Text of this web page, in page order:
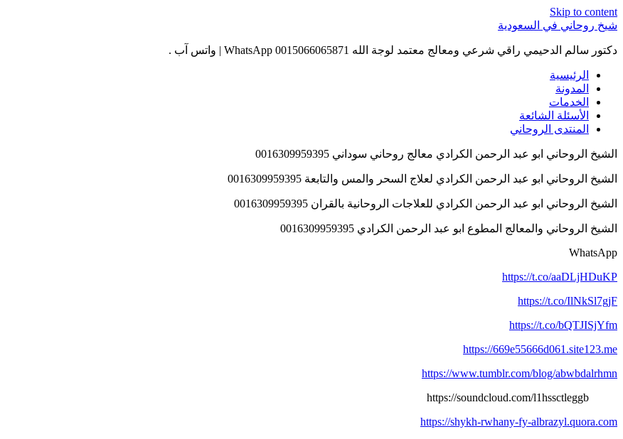
Skip to content
شيخ روحاني في السعودية
دكتور سالم الدحيمي راقي شرعي ومعالج معتمد لوجة الله 0015066065871 WhatsApp | واتس آب .
الرئيسية
المدونة
الخدمات
الأسئلة الشائعة
المنتدى الروحاني
الشيخ الروحاني ابو عبد الرحمن الكرادي معالج روحاني سوداني 0016309959395
الشيخ الروحاني ابو عبد الرحمن الكرادي لعلاج السحر والمس والتابعة 0016309959395
الشيخ الروحاني ابو عبد الرحمن الكرادي للعلاجات الروحانية بالقران 0016309959395
الشيخ الروحاني والمعالج المطوع ابو عبد الرحمن الكرادي 0016309959395
WhatsApp
https://t.co/aaDLjHDuKP
https://t.co/IlNkSl7gjF
https://t.co/bQTJISjYfm
https://669e55666d061.site123.me
https://www.tumblr.com/blog/abwbdalrhmn
https://soundcloud.com/l1hssctleggb
https://shykh-rwhany-fy-albrazyl.quora.com